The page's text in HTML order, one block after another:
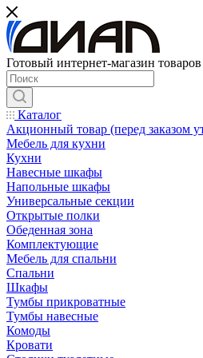
Готовый интернет-магазин
Каталог
Акционный товар (перед заказом
Мебель для кухни
Кухни
Навесные шкафы
Напольные шкафы
Универсальные секции
Открытые полки
Обеденная зона
Комплектующие
Мебель для спальни
Спальни
Шкафы
Тумбы прикроватные
Тумбы навесные
Комоды
Кровати